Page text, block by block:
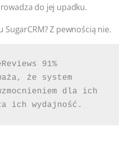
do jej upadku.
Z pewnością nie.
91%
że system
dla ich
ich wydajność.